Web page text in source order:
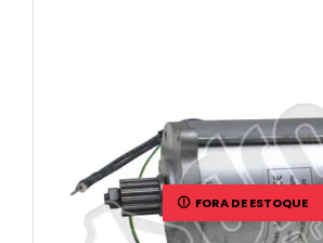
FORA DE ESTOQUE